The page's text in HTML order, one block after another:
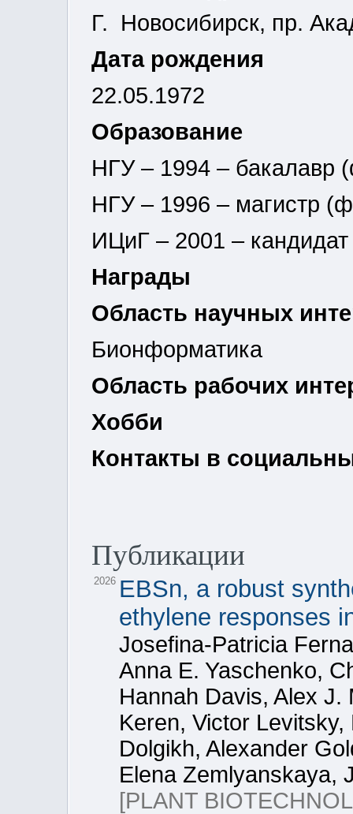
Г. Новосибирск, пр.
Дата рождения
22.05.1972
Образование
НГУ – 1994 – бакалавр
НГУ – 1996 – магистр
ИЦиГ – 2001 –
Награды
Область научных
Бионформатика
Область рабочих
Хобби
Контакты в
Публикации
2026 EBSn, a robust
ethylene responses
Josefina-Patricia
Anna E. Yaschenko,
Hannah Davis, Alex J.
Keren, Victor
Dolgikh, Alexander
Elena Zemlyanskaya,
[PLANT